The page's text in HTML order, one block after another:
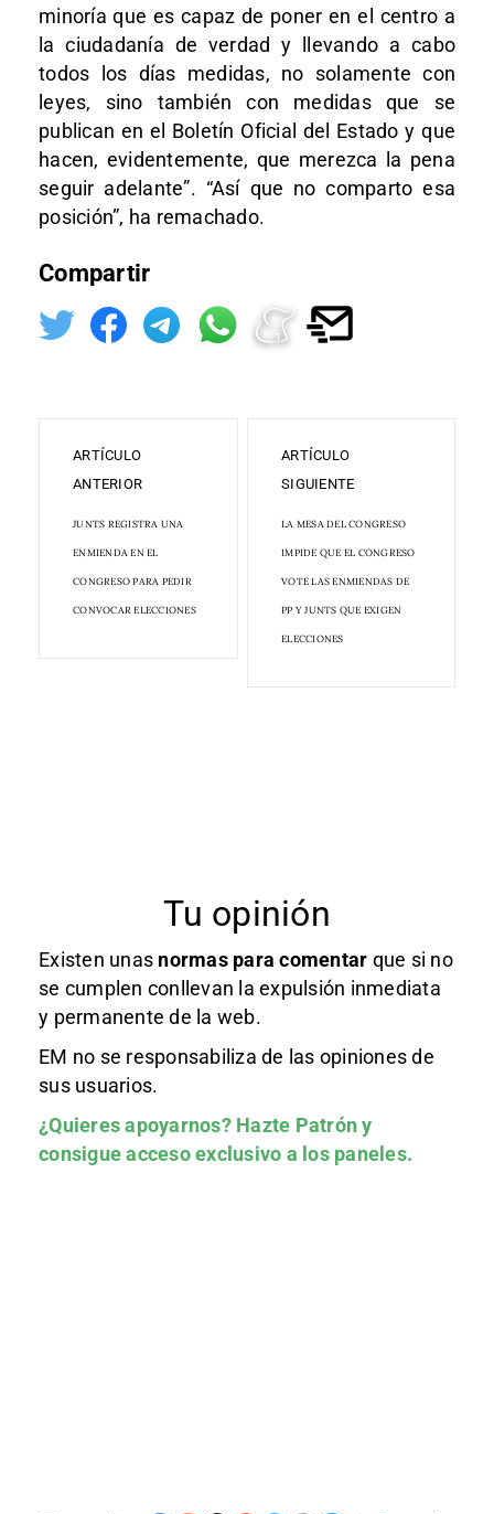
minoría que es capaz de poner en el centro a
la ciudadanía de verdad y llevando a cabo
todos los días medidas, no solamente con
leyes, sino también con medidas que se
publican en el Boletín Oficial del Estado y que
hacen, evidentemente, que merezca la pena
seguir adelante”. “Así que no comparto esa
posición”, ha remachado.
Compartir
ARTÍCULO
ANTERIOR
JUNTS REGISTRA UNA
ENMIENDA EN EL
CONGRESO PARA PEDIR
CONVOCAR ELECCIONES
ARTÍCULO
SIGUIENTE
LA MESA DEL CONGRESO
IMPIDE QUE EL CONGRESO
VOTE LAS ENMIENDAS DE
PP Y JUNTS QUE EXIGEN
ELECCIONES
Tu opinión
Existen unas normas para comentar que si no
se cumplen conllevan la expulsión inmediata
y permanente de la web.
EM no se responsabiliza de las opiniones de
sus usuarios.
¿Quieres apoyarnos? Hazte Patróny
consigue acceso exclusivo a los paneles.